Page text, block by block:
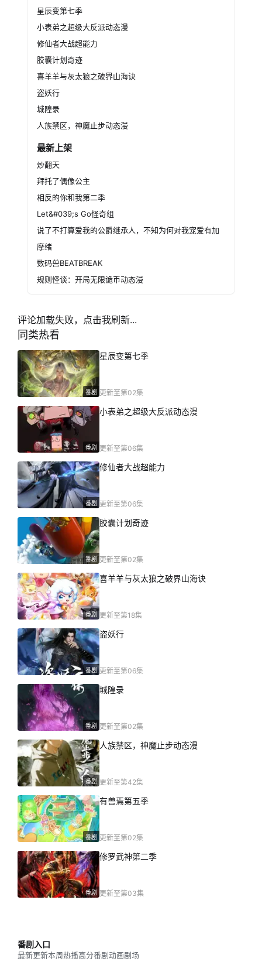
星辰变第七季
小表弟之超级大反派动态漫
修仙者大战超能力
胶囊计划奇迹
喜羊羊与灰太狼之破界山海诀
盗妖行
城隍录
人族禁区，神魔止步动态漫
最新上架
炒翻天
拜托了偶像公主
相反的你和我第二季
Let&#039;s Go怪奇组
说了不打算爱我的公爵继承人，不知为何对我宠爱有加
摩绪
数码兽BEATBREAK
规则怪谈：开局无限诡币动态漫
评论加载失败，点击我刷新...
同类热看
番剧
星辰变第七季
更新至第02集
番剧
小表弟之超级大反派动态漫
更新至第06集
番剧
修仙者大战超能力
更新至第06集
番剧
胶囊计划奇迹
更新至第02集
番剧
喜羊羊与灰太狼之破界山海诀
更新至第18集
番剧
盗妖行
更新至第06集
番剧
城隍录
更新至第02集
番剧
人族禁区，神魔止步动态漫
更新至第42集
番剧
有兽焉第五季
更新至第02集
番剧
修罗武神第二季
更新至第03集
番剧入口
最新更新本周热播高分番剧动画剧场